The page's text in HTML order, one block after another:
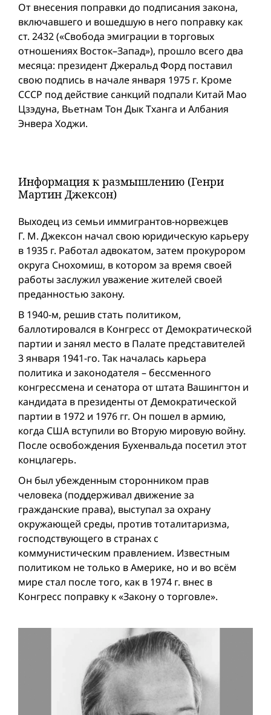
От внесения поправки до подписания закона,
включавшего и вошедшую в него поправку как
ст. 2432 («Свобода эмиграции в торговых
отношениях Восток–Запад»), прошло всего два
месяца: президент Джеральд Форд поставил
свою подпись в начале января 1975 г. Кроме
СССР под действие санкций подпали Китай Мао
Цзэдуна, Вьетнам Тон Дык Тханга и Албания
Энвера Ходжи.
Информация к размышлению (Генри
Мартин Джексон)
Выходец из семьи иммигрантов-норвежцев
Г. М. Джексон начал свою юридическую карьеру
в 1935 г. Работал адвокатом, затем прокурором
округа Снохомиш, в котором за время своей
работы заслужил уважение жителей своей
преданностью закону.
В 1940-м, решив стать политиком,
баллотировался в Конгресс от Демократической
партии и занял место в Палате представителей
3 января 1941-го. Так началась карьера
политика и законодателя – бессменного
конгрессмена и сенатора от штата Вашингтон и
кандидата в президенты от Демократической
партии в 1972 и 1976 гг. Он пошел в армию,
когда США вступили во Вторую мировую вой­ну.
После освобождения Бухенвальда посетил этот
концлагерь.
Он был убежденным сторонником прав
человека (поддерживал движение за
гражданские права), выступал за охрану
окружающей среды, против тоталитаризма,
господствующего в странах с
коммунистическим правлением. Известным
политиком не только в Америке, но и во всём
мире стал после того, как в 1974 г. внес в
Конгресс поправку к «Закону о торговле».